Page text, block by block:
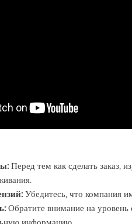
Перед тем как сделать заказ,
Убедитесь, что компания
Обратите внимание на уровень